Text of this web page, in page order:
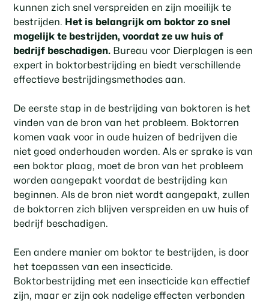
kunnen zich snel verspreiden en zijn moeilijk te
bestrijden. Het is belangrijk om boktor zo snel
mogelijk te bestrijden, voordat ze uw huis of
bedrijf beschadigen. Bureau voor Dierplagen is een
expert in boktorbestrijding en biedt verschillende
effectieve bestrijdingsmethodes aan.
De eerste stap in de bestrijding van boktoren is het
vinden van de bron van het probleem. Boktorren
komen vaak voor in oude huizen of bedrijven die
niet goed onderhouden worden. Als er sprake is van
een boktor plaag, moet de bron van het probleem
worden aangepakt voordat de bestrijding kan
beginnen. Als de bron niet wordt aangepakt, zullen
de boktorren zich blijven verspreiden en uw huis of
bedrijf beschadigen.
Een andere manier om boktor te bestrijden, is door
het toepassen van een insecticide.
Boktorbestrijding met een insecticide kan effectief
zijn, maar er zijn ook nadelige effecten verbonden